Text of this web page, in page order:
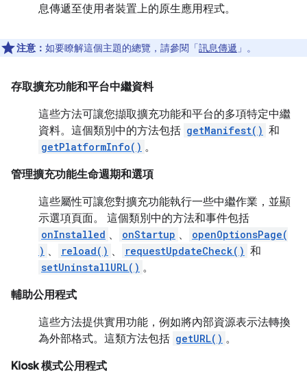
息傳遞至使用者裝置上的原生應用程式。
注意： 如要瞭解這個主題的總覽，請參閱「訊息傳遞 」。
存取擴充功能和平台中繼資料
這些方法可讓您擷取擴充功能和平台的多項特定中繼
資料。這個類別中的方法包括 getManifest() 和
getPlatformInfo() 。
管理擴充功能生命週期和選項
這些屬性可讓您對擴充功能執行一些中繼作業，並顯
示選項頁面。 這個類別中的方法和事件包括
onInstalled 、 onStartup 、
openOptionsPage(
) 、 reload() 、 requestUpdateCheck() 和
setUninstallURL() 。
輔助公用程式
這些方法提供實用功能，例如將內部資源表示法轉換
為外部格式。這類方法包括 getURL() 。
Kiosk 模式公用程式